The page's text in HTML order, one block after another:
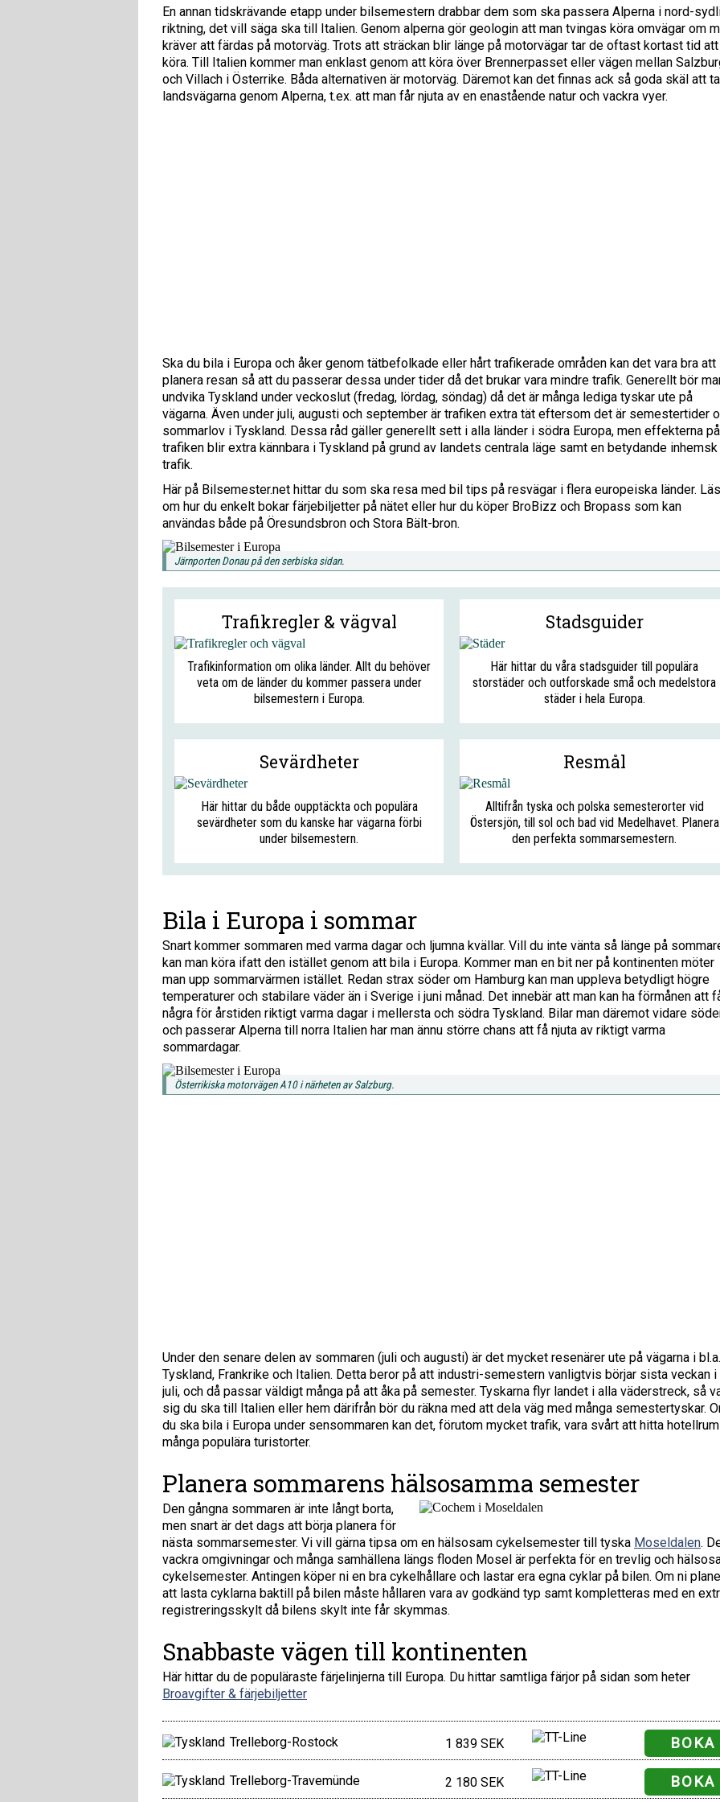
En annan tidskrävande etapp under bilsemestern drabbar dem som ska passera Alperna i nord-
riktning, det vill säga ska till Italien. Genom alperna gör geologin att man tvingas köra omvägar om
kräver att färdas på motorväg. Trots att sträckan blir länge på motorvägar tar de oftast kortast tid att
köra. Till Italien kommer man enklast genom att köra över Brennerpasset eller vägen mellan
och Villach i Österrike. Båda alternativen är motorväg. Däremot kan det finnas ack så goda skäl att ta
landsvägarna genom Alperna, t.ex. att man får njuta av en enastående natur och vackra vyer.
Ska du bila i Europa och åker genom tätbefolkade eller hårt trafikerade områden kan det vara bra att
planera resan så att du passerar dessa under tider då det brukar vara mindre trafik. Generellt bör
undvika Tyskland under veckoslut (fredag, lördag, söndag) då det är många lediga tyskar ute på
vägarna. Även under juli, augusti och september är trafiken extra tät eftersom det är semestertider
sommarlov i Tyskland. Dessa råd gäller generellt sett i alla länder i södra Europa, men effekterna på
trafiken blir extra kännbara i Tyskland på grund av landets centrala läge samt en betydande inhemsk
trafik.
Här på Bilsemester.net hittar du som ska resa med bil tips på resvägar i flera europeiska länder. Läs
om hur du enkelt bokar färjebiljetter på nätet eller hur du köper BroBizz och Bropass som kan
användas både på Öresundsbron och Stora Bält-bron.
Järnporten Donau på den serbiska sidan.
Trafikregler & vägval
Trafikinformation om olika länder. Allt du behöver
veta om de länder du kommer passera under
bilsemestern i Europa.
Stadsguider
Här hittar du våra stadsguider till populära
storstäder och outforskade små och medelstora
städer i hela Europa.
Sevärdheter
Här hittar du både oupptäckta och populära
sevärdheter som du kanske har vägarna förbi
under bilsemestern.
Resmål
Alltifrån tyska och polska semesterorter vid
Östersjön, till sol och bad vid Medelhavet. Planera
den perfekta sommarsemestern.
Bila i Europa i sommar
Snart kommer sommaren med varma dagar och ljumna kvällar. Vill du inte vänta så länge på
kan man köra ifatt den istället genom att bila i Europa. Kommer man en bit ner på kontinenten möter
man upp sommarvärmen istället. Redan strax söder om Hamburg kan man uppleva betydligt högre
temperaturer och stabilare väder än i Sverige i juni månad. Det innebär att man kan ha förmånen att
några för årstiden riktigt varma dagar i mellersta och södra Tyskland. Bilar man däremot vidare
och passerar Alperna till norra Italien har man ännu större chans att få njuta av riktigt varma
sommardagar.
Österrikiska motorvägen A10 i närheten av Salzburg.
Under den senare delen av sommaren (juli och augusti) är det mycket resenärer ute på vägarna i bl.a.
Tyskland, Frankrike och Italien. Detta beror på att industri-semestern vanligtvis börjar sista veckan i
juli, och då passar väldigt många på att åka på semester. Tyskarna flyr landet i alla väderstreck, så
sig du ska till Italien eller hem därifrån bör du räkna med att dela väg med många semestertyskar.
du ska bila i Europa under sensommaren kan det, förutom mycket trafik, vara svårt att hitta
många populära turistorter.
Planera sommarens hälsosamma semester
Den gångna sommaren är inte långt borta,
men snart är det dags att börja planera för
nästa sommarsemester. Vi vill gärna tipsa om en hälsosam cykelsemester till tyska Moseldalen.
vackra omgivningar och många samhällena längs floden Mosel är perfekta för en trevlig och
cykelsemester. Antingen köper ni en bra cykelhållare och lastar era egna cyklar på bilen. Om ni
att lasta cyklarna baktill på bilen måste hållaren vara av godkänd typ samt kompletteras med en
registreringsskylt då bilens skylt inte får skymmas.
Snabbaste vägen till kontinenten
Här hittar du de populäraste färjelinjerna till Europa. Du hittar samtliga färjor på sidan som heter
Broavgifter & färjebiljetter
Trelleborg-Rostock BOKA
1 839 SEK
Trelleborg-Travemünde BOKA
2 180 SEK